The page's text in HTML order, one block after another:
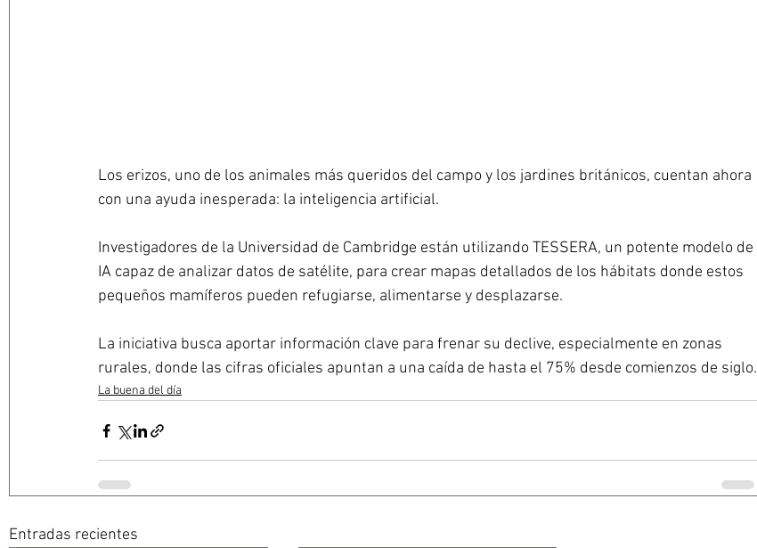
Los erizos, uno de los animales más queridos del campo y los jardines británicos, cuentan ahora
con una ayuda inesperada: la inteligencia artificial.
Investigadores de la Universidad de Cambridge están utilizando TESSERA, un potente modelo de
IA capaz de analizar datos de satélite, para crear mapas detallados de los hábitats donde estos
pequeños mamíferos pueden refugiarse, alimentarse y desplazarse.
La iniciativa busca aportar información clave para frenar su declive, especialmente en zonas
rurales, donde las cifras oficiales apuntan a una caída de hasta el 75% desde comienzos de siglo.
La buena del día
Entradas recientes